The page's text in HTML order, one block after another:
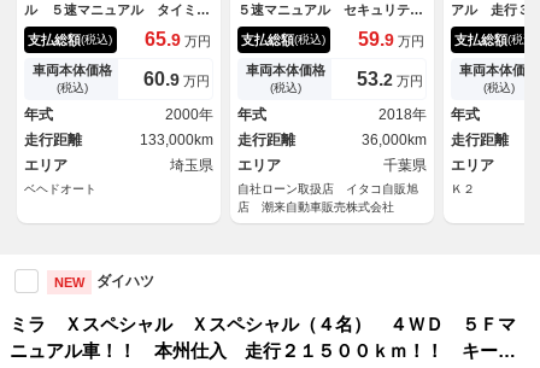
ル ５速マニュアル タイミン
グベルト交換済み
支払総額(税込) 65.9 万円
車両本体価格
(税込) 60.9 万円
年式
2000年
走行距離
133,000km
エリア
埼玉県
ベヘドオート
５速マニュアル セキュリティ
ー ダブルエアバック キーレ
スエントリーキー エアーバッ
グ ＡＢＳ 衝突安全ボディ
ナビ ＴＶ Ｂｌｕｅｔｏｏｔ
ｈ接続 ドアバイザー フロア
マット ヘッドライトレベライ
ザ
支払総額(税込) 59.9 万円
車両本体価格
(税込) 53.2 万円
年式
2018年
走行距離
36,000km
エリア
千葉県
自社ローン取扱店 イタコ自販旭
店 潮来自動車販売株式会社
アル 走行３
０年４迄有
ステ ２ドア
良し ダイハ
ミ付き（流用
支払総額(税込)
車両本体価格
(税込)
年式
走行距離
エリア
Ｋ２
NEW ダイハツ
ミラ Ｘスペシャル Ｘスペシャル（４名） ４ＷＤ ５Ｆマ
ニュアル車！！ 本州仕入 走行２１５００ｋｍ！！ キーレ